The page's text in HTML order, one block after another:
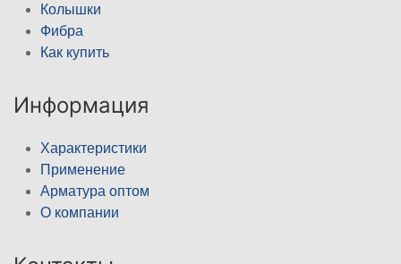
Колышки
Фибра
Как купить
Информация
Характеристики
Применение
Арматура оптом
О компании